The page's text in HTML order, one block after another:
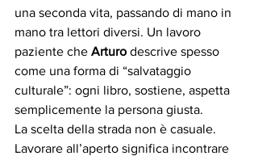
una seconda vita, passando di mano in
mano tra lettori diversi. Un lavoro
paziente che Arturo descrive spesso
come una forma di “salvataggio
culturale”: ogni libro, sostiene, aspetta
semplicemente la persona giusta.
La scelta della strada non è casuale.
Lavorare all’aperto significa incontrare